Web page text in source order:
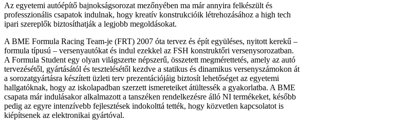
Az egyetemi autóépítő bajnokságsorozat mezőnyében ma már annyira felkészült és
professzionális csapatok indulnak, hogy kreatív konstrukcióik létrehozásához a high tech
ipari szereplők biztosíthatják a legjobb megoldásokat.
A BME Formula Racing Team-je (FRT) 2007 óta tervez és épít együléses, nyitott kerekű –
formula típusú – versenyautókat és indul ezekkel az FSH konstruktőri versenysorozatban.
A Formula Student egy olyan világszerte népszerű, összetett megmérettetés, amely az autó
tervezésétől, gyártásától és tesztelésétől kezdve a statikus és dinamikus versenyszámokon át
a sorozatgyártásra készített üzleti terv prezentációjáig biztosít lehetőséget az egyetemi
hallgatóknak, hogy az iskolapadban szerzett ismereteiket átültessék a gyakorlatba. A BME
csapata már indulásakor alkalmazott a tanszéken rendelkezésre álló NI termékeket, később
pedig az egyre intenzívebb fejlesztések indokolttá tették, hogy közvetlen kapcsolatot is
kiépítsenek az elektronikai gyártóval.